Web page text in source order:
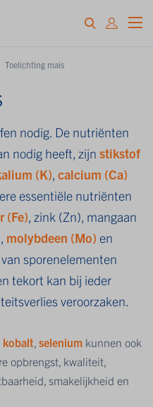
Toelichting mais
nodig. De nutriënten
nodig heeft, zijn stikstof
(K), calcium (Ca)
essentiële nutriënten
(Fe), zink (Zn), mangaan
molybdeen (Mo) en
sporenelementen
tekort kan bij ieder
veroorzaken.
kobalt selenium kunnen ook
opbrengst, kwaliteit,
smakelijkheid en